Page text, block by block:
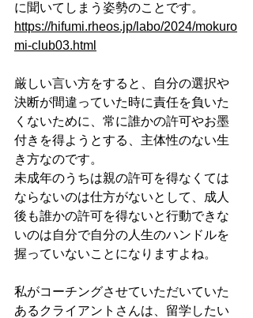
に聞いてしまう姿勢のことです。
https://hifumi.rheos.jp/labo/2024/mokuro
mi-club03.html
厳しい言い方をすると、自分の選択や
決断が間違っていた時に責任を負いた
くないために、常に誰かの許可やお墨
付きを得ようとする、主体性のない生
き方なのです。
未成年のうちは親の許可を得なくては
ならないのは仕方がないとして、成人
後も誰かの許可を得ないと行動できな
いのは自分で自分の人生のハンドルを
握っていないことになりますよね。
私がコーチングさせていただいていた
あるクライアントさんは、留学したい